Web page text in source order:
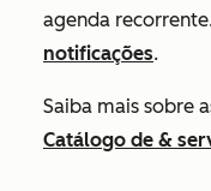
agenda
notificações.
Saiba mais sobre
Catálogo de &